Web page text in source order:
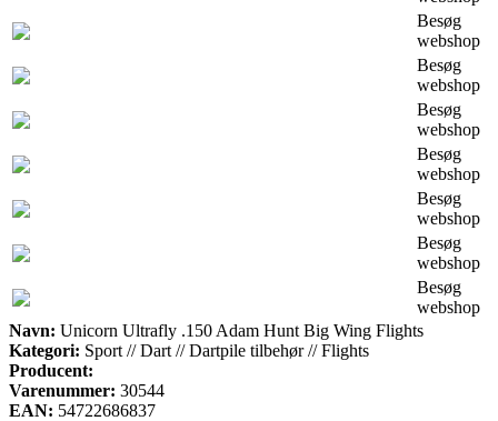
Besøg
webshop
Besøg
webshop
Besøg
webshop
Besøg
webshop
Besøg
webshop
Besøg
webshop
Besøg
webshop
Navn: Unicorn Ultrafly .150 Adam Hunt Big Wing Flights
Kategori: Sport // Dart // Dartpile tilbehør // Flights
Producent:
Varenummer: 30544
EAN: 54722686837